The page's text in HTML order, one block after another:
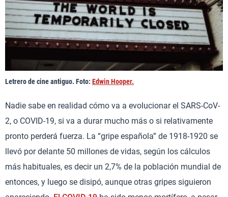
Letrero de cine antiguo. Foto: Edwin Hooper.
Nadie sabe en realidad cómo va a evolucionar el SARS-CoV-
2, o COVID-19, si va a durar mucho más o si relativamente
pronto perderá fuerza. La “gripe española” de 1918-1920 se
llevó por delante 50 millones de vidas, según los cálculos
más habituales, es decir un 2,7% de la población mundial de
entonces, y luego se disipó, aunque otras gripes siguieron